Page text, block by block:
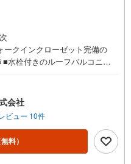
クインクローゼット完備の
■水栓付きのルーフバルコニー
あるお部屋 ・最上階で夜景や
る暮らし●松屋不動産販売株式
市中央区に特化し浜名区まで
す！浜松市の物件ならおまか
古戸建、中古マンション、土地
てご提案いたします！・中古物
会社
ビュー 10件
無料）